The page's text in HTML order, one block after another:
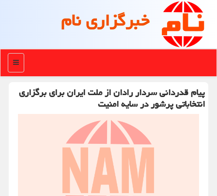
خبرگزاری نام
منو
پیام قدردانی سردار رادان از ملت ایران برای برگزاری
انتخاباتی پرشور در سایه امنیت